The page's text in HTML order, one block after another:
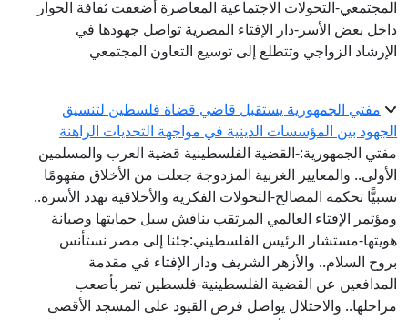
المجتمعي-التحولات الاجتماعية المعاصرة أضعفت ثقافة الحوار
داخل بعض الأسر-دار الإفتاء المصرية تواصل جهودها في
الإرشاد الزواجي وتتطلع إلى توسيع التعاون المجتمعي
مفتي الجمهورية يستقبل قاضي قضاة فلسطين لتنسيق
الجهود بين المؤسسات الدينية في مواجهة التحديات الراهنة
مفتي الجمهورية:-القضية الفلسطينية قضية العرب والمسلمين
الأولى.. والمعايير الغربية المزدوجة جعلت من الأخلاق مفهومًا
نسبيًّا تحكمه المصالح-التحولات الفكرية والأخلاقية تهدد الأسرة..
ومؤتمر الإفتاء العالمي المرتقب يناقش سبل حمايتها وصيانة
هويتها-مستشار الرئيس الفلسطيني:جئنا إلى مصر نستأنس
بروح السلام.. والأزهر الشريف ودار الإفتاء في مقدمة
المدافعين عن القضية الفلسطينية-فلسطين تمر بأصعب
مراحلها.. والاحتلال يواصل فرض القيود على المسجد الأقصى